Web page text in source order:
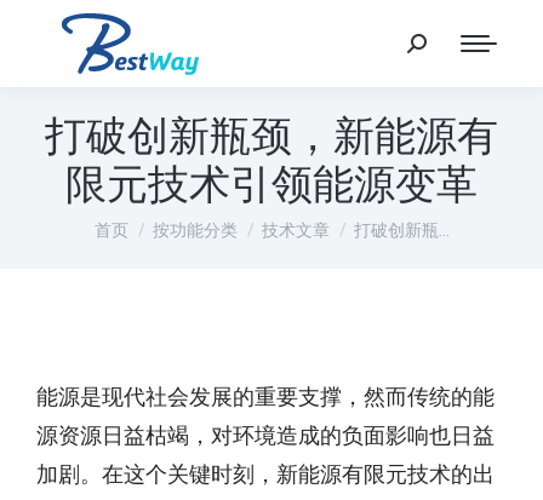
打破创新瓶颈，新能源有
限元技术引领能源变革
您在这里：
首页 按功能分类 技术文章 打破创新瓶…
能源是现代社会发展的重要支撑，然而传统的能
源资源日益枯竭，对环境造成的负面影响也日益
加剧。在这个关键时刻，新能源有限元技术的出